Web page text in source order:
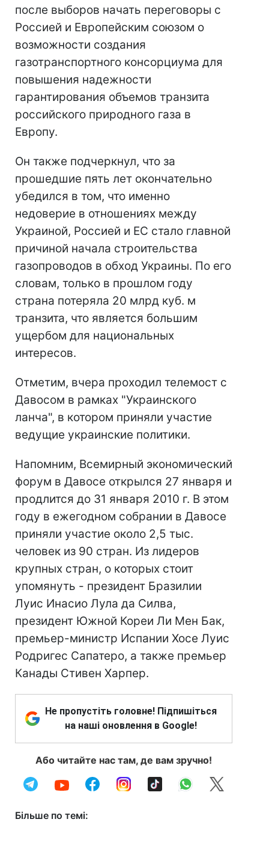
после выборов начать переговоры с
Россией и Европейским союзом о
возможности создания
газотранспортного консорциума для
повышения надежности
гарантирования объемов транзита
российского природного газа в
Европу.
Он также подчеркнул, что за
прошедшие пять лет окончательно
убедился в том, что именно
недоверие в отношениях между
Украиной, Россией и ЕС стало главной
причиной начала строительства
газопроводов в обход Украины. По его
словам, только в прошлом году
страна потеряла 20 млрд куб. м
транзита, что является большим
ущербом для национальных
интересов.
Отметим, вчера проходил телемост с
Давосом в рамках "Украинского
ланча", в котором приняли участие
ведущие украинские политики.
Напомним, Всемирный экономический
форум в Давосе открылся 27 января и
продлится до 31 января 2010 г. В этом
году в ежегодном собрании в Давосе
приняли участие около 2,5 тыс.
человек из 90 стран. Из лидеров
крупных стран, о которых стоит
упомянуть - президент Бразилии
Луис Инасио Лула да Силва,
президент Южной Кореи Ли Мен Бак,
премьер-министр Испании Хосе Луис
Родригес Сапатеро, а также премьер
Канады Стивен Харпер.
Не пропустіть головне! Підпишіться
на наші оновлення в Google!
Або читайте нас там, де вам зручно!
Більше по темі: